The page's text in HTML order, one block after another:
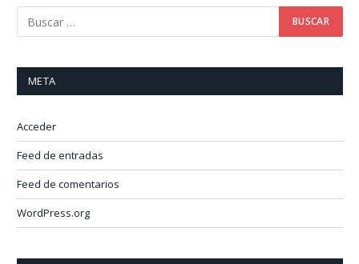
META
Acceder
Feed de entradas
Feed de comentarios
WordPress.org